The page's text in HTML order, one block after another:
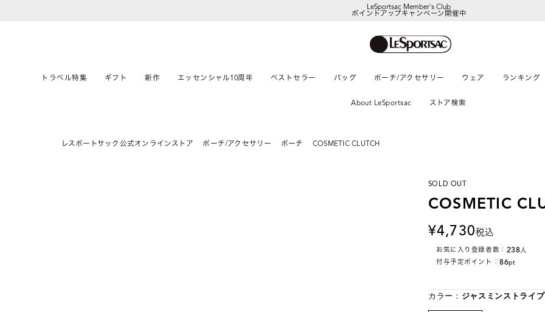
【DORAEMON SHOP IN SHOP】
ポイントアップキャンペーン開催中
トラベル特集 ギフト 新作 エッセンシャル10周年 ベストセラー バッグ ポーチ/アクセサリー ウェア ランキング
About LeSportsac ストア検索
レスポートサック公式オンラインストア ポーチ/アクセサリー ポーチ COSMETIC CLUTCH
SOLD OUT
COSMETIC
4,730税込
お気に入り登録者数： 238人
付与予定ポイント：86pt
カラー： ジャスミンストライプ